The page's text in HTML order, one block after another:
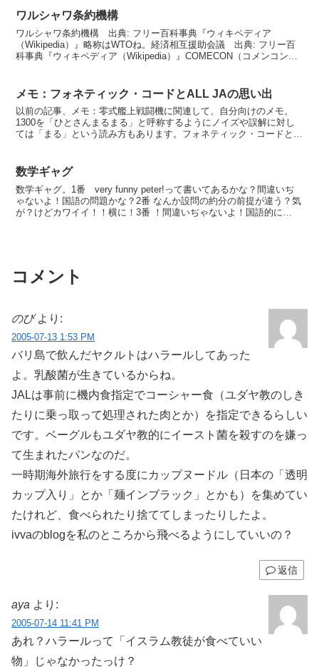
ワルシャワ条約機構
ワルシャワ条約機構 出典: フリー百科事典『ウィキペディア
（Wikipedia）』略称はWTOね。経済相互援助会議 出典: フリー百
科事典『ウィキペディア（Wikipedia）』COMECON（コメンコン）
メモ：フォネティック・コードとALL JAの思い出
以前の記事、メモ：零式艦上戦闘機に関連して、自分向けのメモ。
1300を「ひとさんまるまる」と呼称するようにノイズや誤解に対し
ては「まる」という読み方もあります。フォネティック・コードとい
数学ギャグ
数学ギャグ。1番 very funny peter!って書いてあるかな？間違いぢ
ゃないよ！国語の問題かな？2番 なんか設問の約分の前提が違う？気
が？けどカワイイ！！横に！3番 ！間違いぢゃないよ！国語的に
コメント
のび より:
2005-07-13 1:53 PM
バリ島で飲んだヤクルトはハラールしてあった
よ。乳酸菌が生きているからね。
JALは事前に機内食指定でコーシャー食（ユダヤ教のしき
たりに乗っ取って処理された肉とか）を指定できるらしい
です。ベーグルもユダヤ教的にイースト菌を殺すのを嫌っ
て生まれたパンなのだ。
一時期海外旅行をする度にカップヌードル（日本の「透明
カップ入り」とか「麺インブラック」とかも）を集めてい
たけれど、食べられたり捨ててしまったりしたよ。
ivvaのblogを私のところから飛べるようにしていいの？
返信
aya より:
2005-07-14 11:41 PM
あれ？ハラールって「イスラム教徒が食べていい
物」じゃなかったっけ？